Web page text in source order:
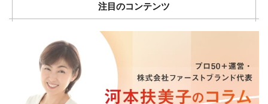
注目のコンテンツ